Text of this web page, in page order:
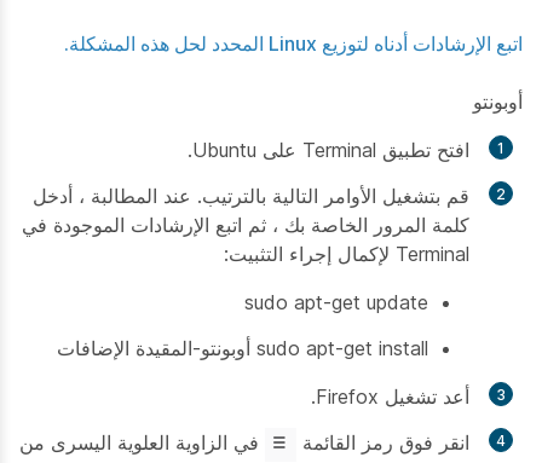
اتبع الإرشادات أدناه لتوزيع Linux المحدد لحل هذه المشكلة.
أوبونتو
افتح تطبيق Terminal على Ubuntu.
قم بتشغيل الأوامر التالية بالترتيب. عند المطالبة ، أدخل
كلمة المرور الخاصة بك ، ثم اتبع الإرشادات الموجودة في
Terminal لإكمال إجراء التثبيت:
sudo apt-get update
sudo apt-get install أوبونتو-المقيدة الإضافات
أعد تشغيل Firefox.
انقر فوق رمز القائمة
في الزاوية العلوية اليسرى من